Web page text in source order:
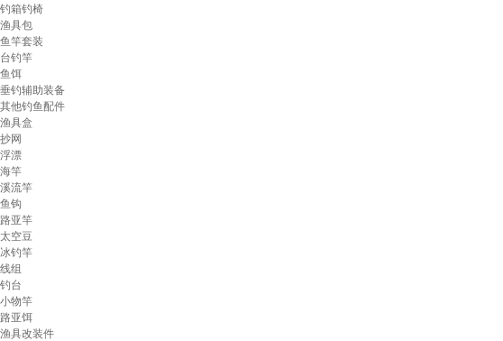
钓箱钓椅
渔具包
鱼竿套装
台钓竿
鱼饵
垂钓辅助装备
其他钓鱼配件
渔具盒
抄网
浮漂
海竿
溪流竿
鱼钩
路亚竿
太空豆
冰钓竿
线组
钓台
小物竿
路亚饵
渔具改装件